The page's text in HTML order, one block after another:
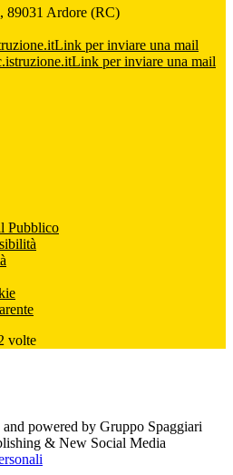
89031 Ardore (RC)
Link per inviare una mail
Link per inviare una mail
Pubblico
volte
powered by Gruppo Spaggiari
& New Social Media